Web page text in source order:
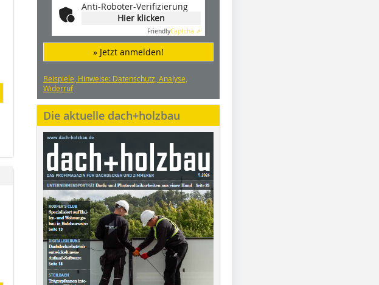
Anti-Roboter-Verifizierung
Hier klicken
FriendlyCaptcha ⇗
» Jetzt anmelden!
Beispiele, Hinweise: Datenschutz, Analyse,
Widerruf
Die aktuelle dach+holzbau